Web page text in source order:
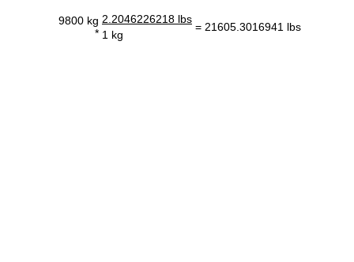
9800 kg
*
2.2046226218 lbs
= 21605.3016941 lbs
1 kg